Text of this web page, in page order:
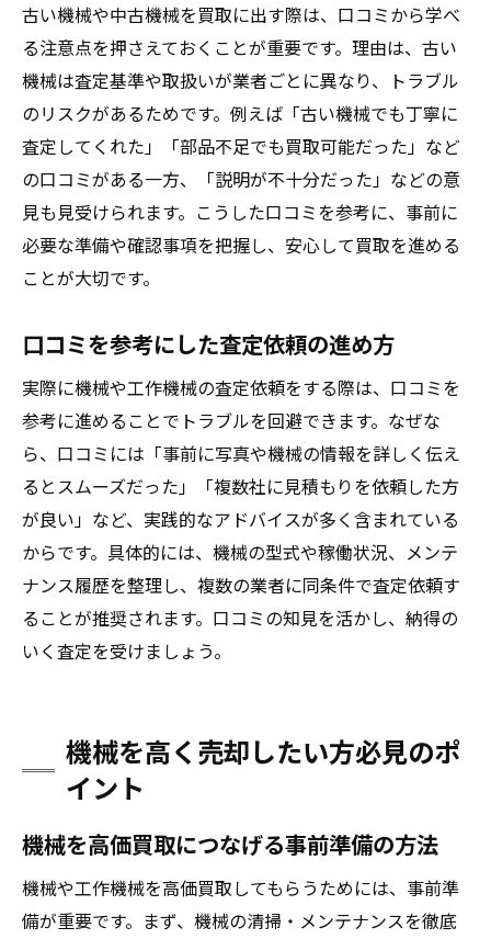
古い機械や中古機械を買取に出す際は、口コミから学べ
る注意点を押さえておくことが重要です。理由は、古い
機械は査定基準や取扱いが業者ごとに異なり、トラブル
のリスクがあるためです。例えば「古い機械でも丁寧に
査定してくれた」「部品不足でも買取可能だった」など
の口コミがある一方、「説明が不十分だった」などの意
見も見受けられます。こうした口コミを参考に、事前に
必要な準備や確認事項を把握し、安心して買取を進める
ことが大切です。
口コミを参考にした査定依頼の進め方
実際に機械や工作機械の査定依頼をする際は、口コミを
参考に進めることでトラブルを回避できます。なぜな
ら、口コミには「事前に写真や機械の情報を詳しく伝え
るとスムーズだった」「複数社に見積もりを依頼した方
が良い」など、実践的なアドバイスが多く含まれている
からです。具体的には、機械の型式や稼働状況、メンテ
ナンス履歴を整理し、複数の業者に同条件で査定依頼す
ることが推奨されます。口コミの知見を活かし、納得の
いく査定を受けましょう。
機械を高く売却したい方必見のポ
イント
機械を高価買取につなげる事前準備の方法
機械や工作機械を高価買取してもらうためには、事前準
備が重要です。まず、機械の清掃・メンテナンスを徹底